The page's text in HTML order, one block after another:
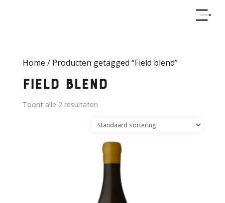
Home / Producten getagged “Field blend”
Field blend
Toont alle 2 resultaten